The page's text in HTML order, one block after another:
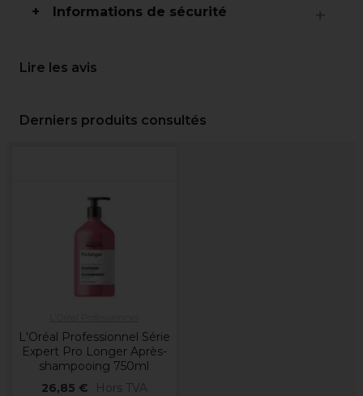
Informations de sécurité
Lire les avis
Derniers produits consultés
L'Oréal Professionnel Série
Expert Pro Longer Après-
shampooing 750ml
26,85 €
Hors TVA